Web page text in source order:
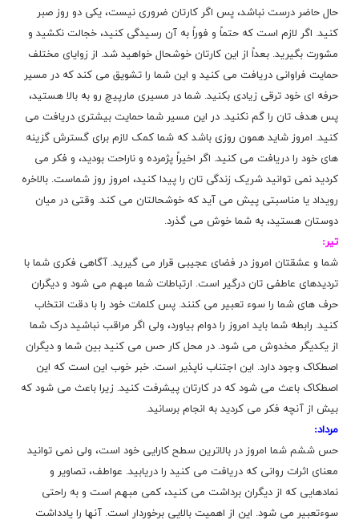
حال حاضر درست نباشد، پس اگر کارتان ضروری نیست، یکی دو روز صبر
کنید. اگر لازم است که حتماً و فوراً به آن رسیدگی کنید، خجالت نکشید و
مشورت بگیرید. بعداً از این کارتان خوشحال خواهید شد. از زوایای مختلف
حمایت فراوانی دریافت می کنید و این شما را تشویق می کند که در مسیر
حرفه ای خود ترقی زیادی بکنید. شما در مسیری مارپیچ رو به بالا هستید،
پس هدف تان را گم نکنید. در این مسیر شما حمایت بیشتری دریافت می
کنید. امروز شاید همون روزی باشد که شما کمک لازم برای گسترش گزینه
های خود را دریافت می کنید. اگر اخیراً پژمرده و ناراحت بودید، و فکر می
کردید نمی توانید شریک زندگی تان را پیدا کنید، امروز روز شماست. بالاخره
رویداد یا مناسبتی پیش می آید که خوشحالتان می کند. وقتی در میان
دوستان هستید، به شما خوش می گذرد.
تیر:
شما و عشقتان امروز در فضای عجیبی قرار می گیرید. آگاهی فکری شما با
تردیدهای عاطفی تان درگیر است. ارتباطات شما مبهم می شود و دیگران
حرف های شما را سوء تعبیر می کنند. پس کلمات خود را با دقت انتخاب
کنید. رابطه شما باید امروز را دوام بیاورد، ولی اگر مراقب نباشید درک شما
از یکدیگر مخدوش می شود. در محل کار حس می کنید بین شما و دیگران
اصطکاک وجود دارد. این اجتناب ناپذیر است. خبر خوب این است که این
اصطکاک باعث می شود که در کارتان پیشرفت کنید. زیرا باعث می شود که
بیش از آنچه فکر می کردید به انجام برسانید.
مرداد:
حس ششم شما امروز در بالاترین سطح کارایی خود است، ولی نمی توانید
معنای اثرات روانی که دریافت می کنید را دریابید. عواطف، تصاویر و
نمادهایی که از دیگران برداشت می کنید، کمی مبهم است و به راحتی
سوءتعبیر می شود. این از اهمیت بالایی برخوردار است. آنها را یادداشت